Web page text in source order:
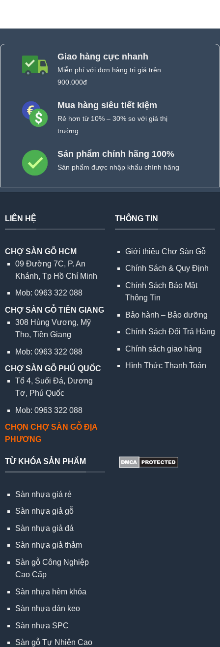
Giao hàng cực nhanh
Miễn phí với đơn hàng trị giá trên
900.000đ
Mua hàng siêu tiết kiệm
Rẻ hơn từ 10% – 30% so với giá thị
trường
Sản phẩm chính hãng 100%
Sản phẩm được nhập khẩu chính hãng
LIÊN HỆ
CHỢ SÀN GỖ HCM
09 Đường 7C, P. An
Khánh, Tp Hồ Chí Minh
Mob: 0963 322 088
CHỢ SÀN GỖ TIỀN GIANG
308 Hùng Vương, Mỹ
Tho, Tiền Giang
Mob: 0963 322 088
CHỢ SÀN GỖ PHÚ QUỐC
Tổ 4, Suối Đá, Dương
Tơ, Phú Quốc
Mob: 0963 322 088
CHỌN CHỢ SÀN GỖ ĐỊA
PHƯƠNG
THÔNG TIN
Giới thiệu Chợ Sàn Gỗ
Chính Sách & Quy Định
Chính Sách Bảo Mật
Thông Tin
Bảo hành – Bảo dưỡng
Chính Sách Đổi Trả Hàng
Chính sách giao hàng
Hình Thức Thanh Toán
TỪ KHÓA SẢN PHẨM
Sàn nhựa giá rẻ
Sàn nhựa giả gỗ
Sàn nhựa giả đá
Sàn nhựa giả thảm
Sàn gỗ Công Nghiệp
Cao Cấp
Sàn nhựa hèm khóa
Sàn nhựa dán keo
Sàn nhựa SPC
Sàn gỗ Tự Nhiên Cao